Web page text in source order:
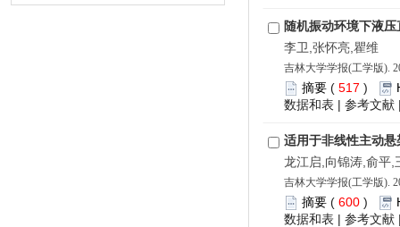
随机振动环境下液
李卫,张怀亮,瞿维
吉林大学学报(工学版).
摘要 ( 517 )
数据和表 | 参考文献
适用于非线性主动
龙江启,向锦涛,俞平,
吉林大学学报(工学版).
摘要 ( 600 )
数据和表 | 参考文献